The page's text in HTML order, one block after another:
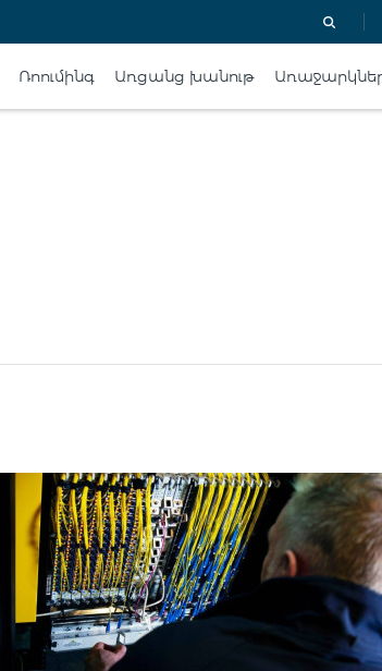
Ռոումինգ Առցանց խանութ